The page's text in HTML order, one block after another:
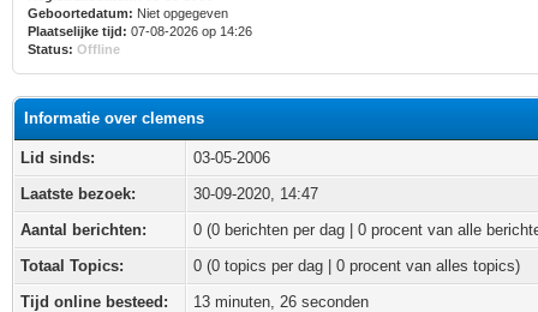
Geboortedatum: Niet opgegeven
Plaatselijke tijd: 07-08-2026 op 14:26
Status: Offline
Informatie over clemens
Lid sinds:
03-05-2006
Laatste bezoek:
30-09-2020, 14:47
Aantal berichten:
0 (0 berichten per dag | 0 procent van alle
Totaal Topics:
0 (0 topics per dag | 0 procent van alles topics)
Tijd online besteed:
13 minuten, 26 seconden